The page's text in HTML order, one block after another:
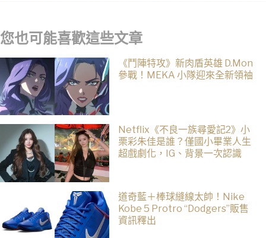
您也可能喜歡這些文章
《鬥陣特攻》新肉盾英雄 D.Mon
參戰！MEKA 小隊迎來全新領袖
Netflix《不良一族尋愛記2》小
栗彩朱佳是誰？僅國小畢業人生
超戲劇化，IG、背景一次認識
道奇藍＋棒球縫線太帥！Nike
Kobe 5 Protro “Dodgers”販售
資訊釋出